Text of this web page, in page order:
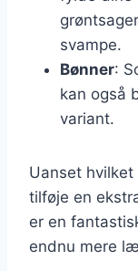
svampe.
Bønner:
kan også
variant.
Uanset
tilføje en
er en
endnu mere